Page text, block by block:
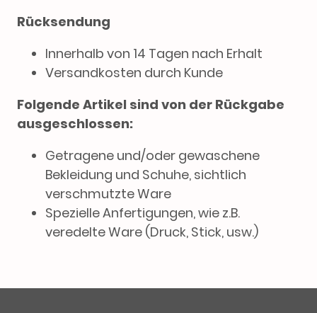
Rücksendung
Innerhalb von 14 Tagen nach Erhalt
Versandkosten durch Kunde
Folgende Artikel sind von der Rückgabe
ausgeschlossen:
Getragene und/oder gewaschene
Bekleidung und Schuhe, sichtlich
verschmutzte Ware
Spezielle Anfertigungen, wie z.B.
veredelte Ware (Druck, Stick, usw.)